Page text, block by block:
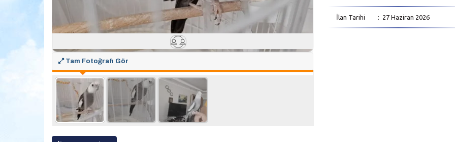
Tam Fotoğrafı Gör
İlan Tarihi : 27 Haziran 2026